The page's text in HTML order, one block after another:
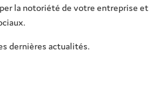
la notoriété de votre entreprise
dernières actualités.